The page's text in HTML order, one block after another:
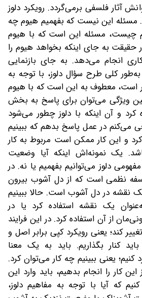
آثار فلسفی برمی‌گردد. رویکرد دلوز
مسئله این نیست که بفهمیم هیوم چه
چیست، مسئله این است که با هیوم
حقیقت به جای اینکه بخواهد هیوم را
انجام می‌دهد. به جای بازنمایی
کلی‌ طرح سؤال دلوز، با توجه به
است، معطوف به این است که با هیوم
ویژگی می‌توان برای پاسخ به بخش
کرد و آن اینکه با دلوز چطور می‌شود
می‌کنم در عمل پاسخ بدهم که ببینیم
و این کار ممکن است مربوط به کار
یک نمونه‌اش اینکه آیا وضعیت
دلوز می‌توانیم بفهمیم یا نه. در
نظمی است که از دل آشوب بیرون
نقشه در دل آشوب است. حالا ببینیم
یک نقشه استفاده کرد یا در
از آن استفاده کرد. در این فرایند
کند؛ یعنی رویکرد کپی برابر اصل و
باید کنار بگذاریم. باید به یک معنا
‌کنیم؛ یعنی ببینیم چه کار می‌توان کرد.
این کار را انجام بدهیم، باید وارد این
که آیا با توجه به مفاهیم دلوز،